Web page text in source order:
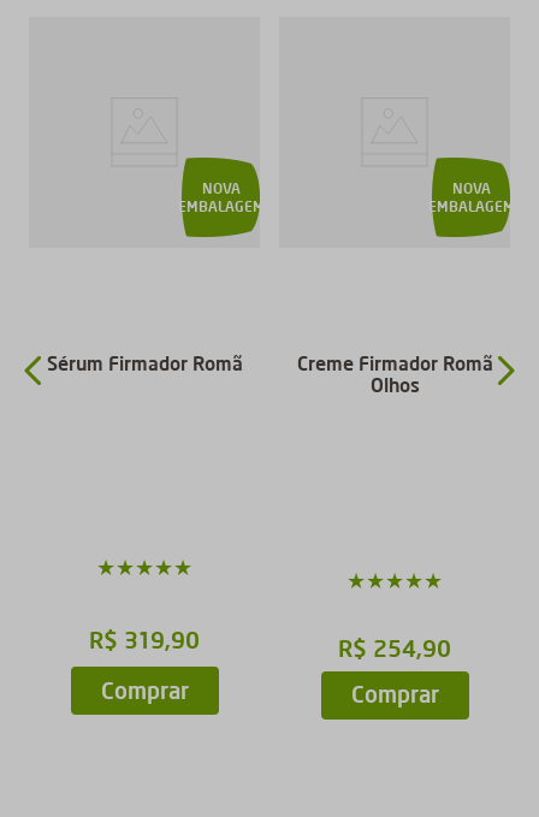
NOVA
EMBALAGEM
Sérum Firmador Romã
★★★★★
R$ 319,90
Comprar
NOVA
EMBALAGEM
Creme Firmador Romã
Olhos
★★★★★
R$ 254,90
Comprar